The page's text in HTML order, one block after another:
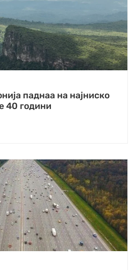
паднаа на најниско
40 години